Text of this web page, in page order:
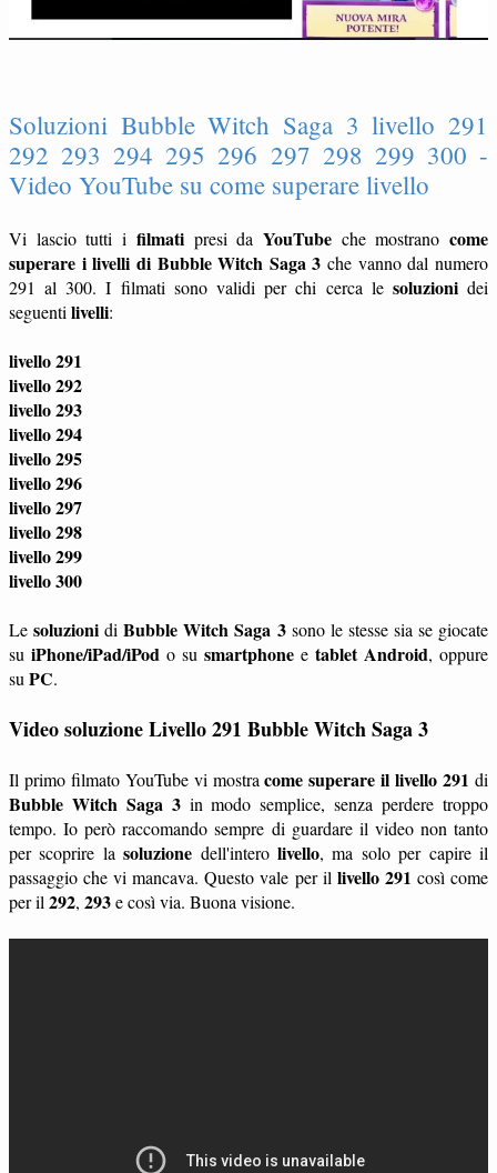
Soluzioni Bubble Witch Saga 3 livello 291
292 293 294 295 296 297 298 299 300 -
Video YouTube su come superare livello
Vi lascio tutti i filmatipresi da YouTubeche mostranocome
superare i livelli di Bubble Witch Saga 3 che vanno dal numero
291 al 300. I filmati sono validi per chi cerca le soluzionidei
seguenti livelli:
livello 291
livello 292
livello 293
livello 294
livello 295
livello 296
livello 297
livello 298
livello 299
livello 300
Lesoluzioni diBubble Witch Saga 3sono le stesse sia se giocate
su iPhone/iPad/iPod o su smartphone e tablet Android, oppure
su PC.
Video soluzione Livello 291 Bubble Witch Saga 3
Il primo filmato YouTube vi mostracome superare il livello 291 di
Bubble Witch Saga 3in modo semplice, senza perdere troppo
tempo. Io però raccomando sempre di guardare il video non tanto
per scoprire lasoluzione dell'interolivello, ma solo per capire il
passaggio che vi mancava. Questo vale per il livello 291 così come
per il 292, 293e così via. Buona visione.